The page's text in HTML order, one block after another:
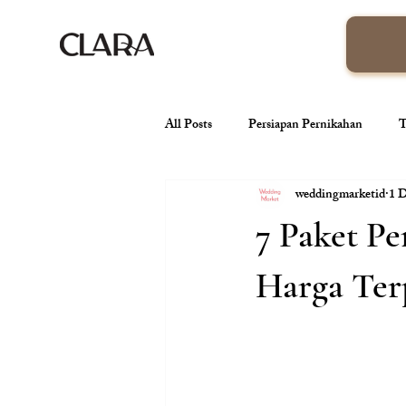
All Posts Persiapan Pernikahan
venue pernikahan Wedding
Tren Pernikahan Konsep
7 Paket
Harga
weddingmarketid 1